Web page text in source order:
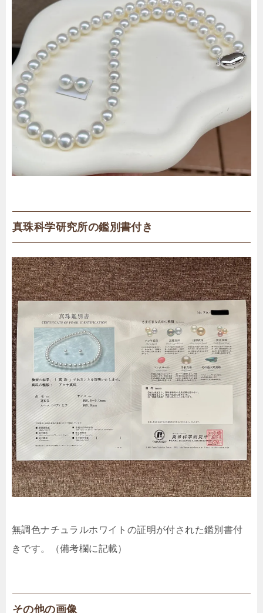
真珠科学研究所の鑑別書付き
無調色ナチュラルホワイトの証明が付された鑑別書付
きです。（備考欄に記載）
その他の画像